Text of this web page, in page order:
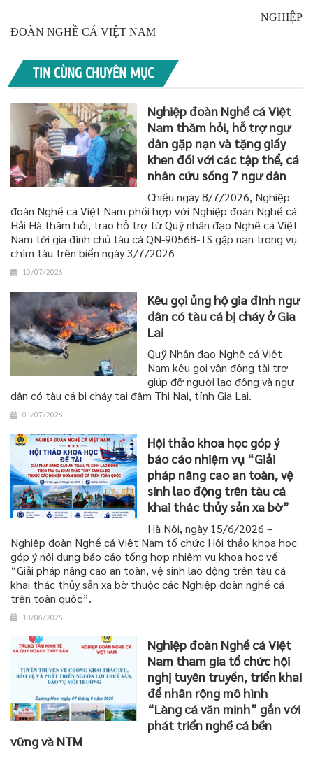
NGHIỆP
ĐOÀN NGHỀ CÁ VIỆT NAM
TIN CÙNG CHUYÊN MỤC
Nghiệp đoàn Nghề cá Việt
Nam thăm hỏi, hỗ trợ ngư
dân gặp nạn và tặng giấy
khen đối với các tập thể, cá
nhân cứu sống 7 ngư dân
Chiều ngày 8/7/2026, Nghiệp
đoàn Nghề cá Việt Nam phối hợp với Nghiệp đoàn Nghề cá
Hải Hà thăm hỏi, trao hỗ trợ từ Quỹ nhân đạo Nghề cá Việt
Nam tới gia đình chủ tàu cá QN-90568-TS gặp nạn trong vụ
chìm tàu trên biển ngày 3/7/2026
10/07/2026
Kêu gọi ủng hộ gia đình ngư
dân có tàu cá bị cháy ở Gia
Lai
Quỹ Nhân đạo Nghề cá Việt
Nam kêu gọi vận động tài trợ
giúp đỡ người lao động và ngư
dân có tàu cá bị cháy tại đầm Thị Nại, tỉnh Gia Lai.
01/07/2026
Hội thảo khoa học góp ý
báo cáo nhiệm vụ “Giải
pháp nâng cao an toàn, vệ
sinh lao động trên tàu cá
khai thác thủy sản xa bờ”
Hà Nội, ngày 15/6/2026 –
Nghiệp đoàn Nghề cá Việt Nam tổ chức Hội thảo khoa học
góp ý nội dung báo cáo tổng hợp nhiệm vụ khoa học về
“Giải pháp nâng cao an toàn, vệ sinh lao động trên tàu cá
khai thác thủy sản xa bờ thuộc các Nghiệp đoàn nghề cá
trên toàn quốc”.
18/06/2026
Nghiệp đoàn Nghề cá Việt
Nam tham gia tổ chức hội
nghị tuyên truyền, triển khai
để nhân rộng mô hình
“Làng cá văn minh” gắn với
phát triển nghề cá bền
vững và NTM